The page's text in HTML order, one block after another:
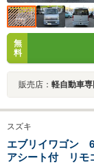
無
料
販売店： 軽自動車
スズキ
エブリイワゴン
アシート付 リモ